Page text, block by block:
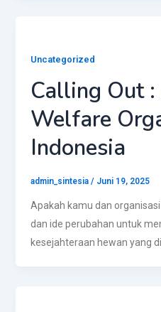
Uncategorized
Calling Out
Welfare
Indonesia
admin_sintesia / Juni 19, 2025
Apakah kamu dan
dan ide perubahan untuk
kesejahteraan hewan yang